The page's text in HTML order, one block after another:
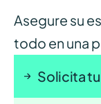
Asegure su
todo en una
Solicita